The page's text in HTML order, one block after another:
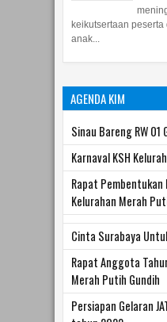
keikutsertaan
anak...
Sinau Bareng RW 01
Karnaval KSH
Rapat Pembentukan
Kelurahan Merah
Cinta Surabaya
Rapat Anggota
Merah Putih Gundih
Persiapan Gelaran
tahun 2022